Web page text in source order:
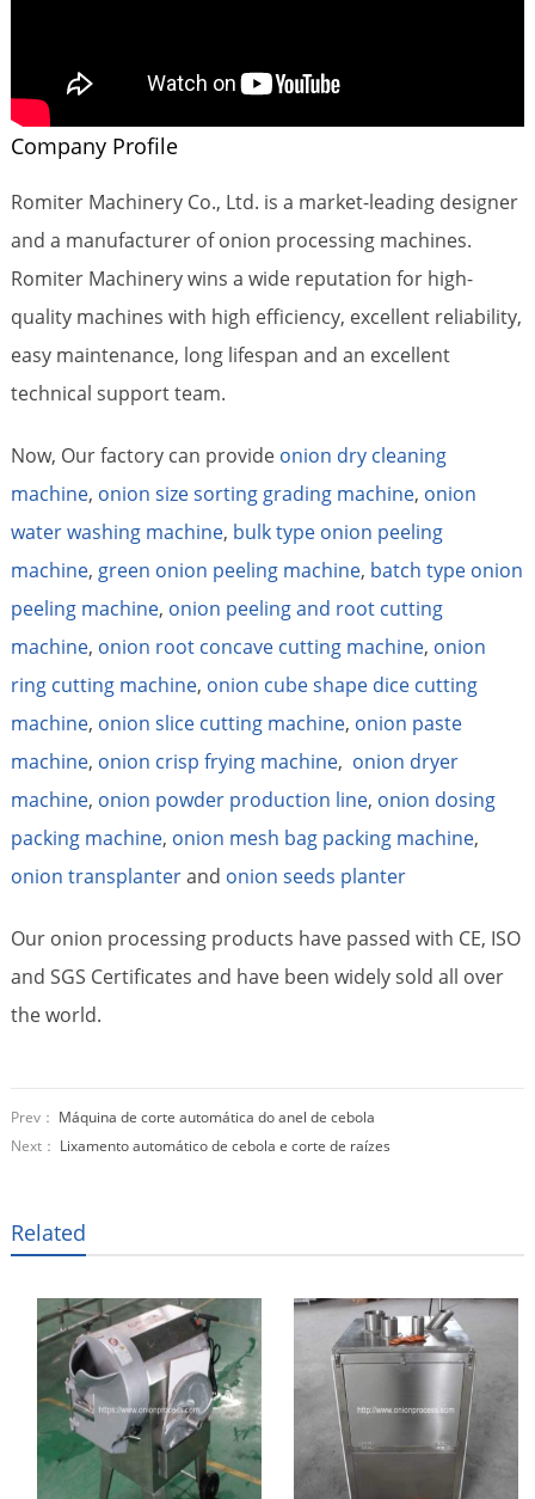
Company Profile
Romiter Machinery Co., Ltd. is a market-leading designer
and a manufacturer of onion processing machines.
Romiter Machinery wins a wide reputation for high-
quality machines with high efficiency, excellent reliability,
easy maintenance, long lifespan and an excellent
technical support team.
Now, Our factory can provide onion dry cleaning
machine, onion size sorting grading machine, onion
water washing machine, bulk type onion peeling
machine, green onion peeling machine, batch type onion
peeling machine, onion peeling and root cutting
machine, onion root concave cutting machine, onion
ring cutting machine, onion cube shape dice cutting
machine, onion slice cutting machine, onion paste
machine, onion crisp frying machine, onion dryer
machine, onion powder production line, onion dosing
packing machine, onion mesh bag packing machine,
onion transplanterand onion seeds planter
Our onion processing products have passed with CE, ISO
and SGS Certificates and have been widely sold all over
the world.
Prev： Máquina de corte automática do anel de cebola
Next： Lixamento automático de cebola e corte de raízes
Related